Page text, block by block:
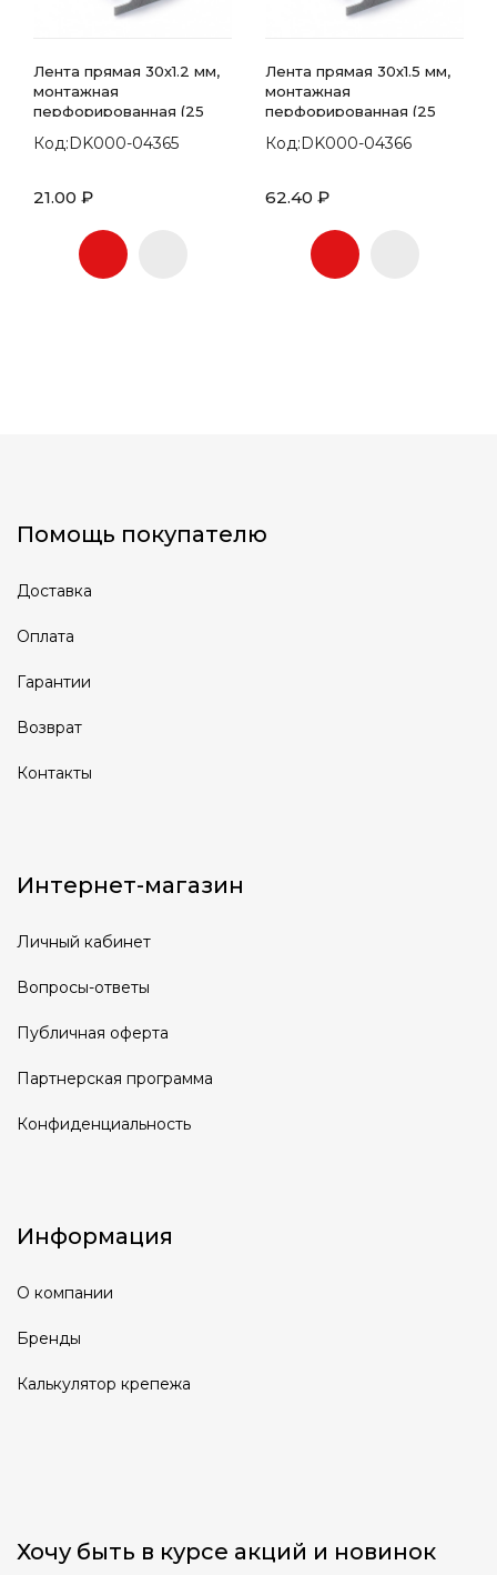
Лента прямая 30х1.2 мм,
монтажная
перфорированная (25
Код:DK000-04365
21.00 ₽
Лента прямая 30х1.5 мм,
монтажная
перфорированная (25
Код:DK000-04366
62.40 ₽
Помощь покупателю
Доставка
Оплата
Гарантии
Возврат
Контакты
Интернет-магазин
Личный кабинет
Вопросы-ответы
Публичная оферта
Партнерская программа
Конфиденциальность
Информация
О компании
Бренды
Калькулятор крепежа
Хочу быть в курсе акций и новинок